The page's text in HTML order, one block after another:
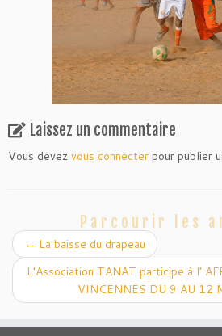
Laissez un commentaire
Vous devez vous connecter pour publier
Parcourir les
← La baisse du drapeau
L’Association TANAT participe à l’
VINCENNES DU 9 AU 12